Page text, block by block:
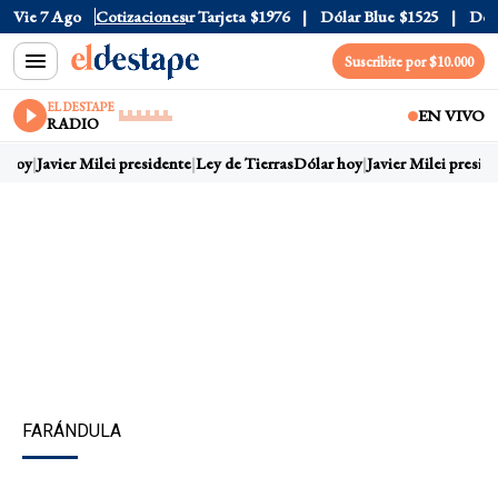
Vie 7 Ago Cotizaciones
Oficial $1520 Dólar Tarjeta $1976 Dólar Blue $1525 Dólar
Suscribite por $10.000
EL DESTAPE
RADIO EN VIVO
Javier Milei presidente Ley de TierrasDólar hoy Javier Milei
FARÁNDULA